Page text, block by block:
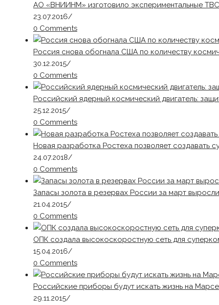
АО «ВНИИНМ» изготовило экспериментальные
23.07.2016/
0 Comments
Россия снова обогнала США по количеству
30.12.2015/
0 Comments
Российский ядерный космический двигатель:
25.12.2015/
0 Comments
Новая разработка Ростеха позволяет создавать
24.07.2018/
0 Comments
Запасы золота в резервах России за март
21.04.2015/
0 Comments
ОПК создала высокоскоростную сеть для
15.04.2016/
0 Comments
Российские приборы будут искать жизнь на Марсе
29.11.2015/